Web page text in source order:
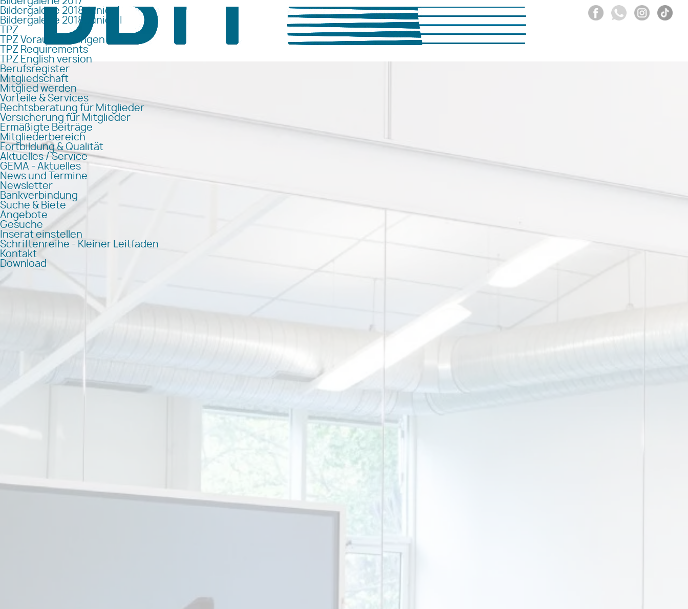
Bildergalerie 2018 Junior I
Bildergalerie 2018 Junior II
TPZ
TPZ Voraussetzungen
TPZ Requirements
TPZ English version
Berufsregister
Mitgliedschaft
Mitglied werden
Vorteile & Services
Rechtsberatung für Mitglieder
Versicherung für Mitglieder
Ermäßigte Beiträge
Mitgliederbereich
Fortbildung & Qualität
Aktuelles / Service
GEMA - Aktuelles
News und Termine
Newsletter
Bankverbindung
Suche & Biete
Angebote
Gesuche
Inserat einstellen
Schriftenreihe - Kleiner Leitfaden
Kontakt
Download